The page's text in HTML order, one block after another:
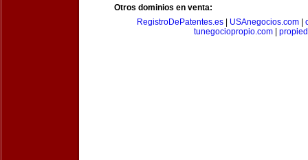
Otros dominios en venta:
RegistroDePatentes.es
USAnegocios.com
tunegociopropio.com|